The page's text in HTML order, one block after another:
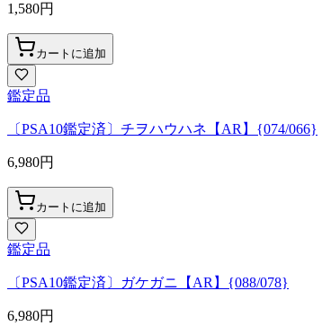
1,580円
カートに追加
鑑定品
〔PSA10鑑定済〕チヲハウハネ【AR】{074/066}
6,980円
カートに追加
鑑定品
〔PSA10鑑定済〕ガケガニ【AR】{088/078}
6,980円